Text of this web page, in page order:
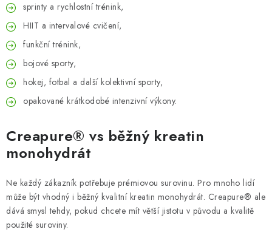
sprinty a rychlostní trénink,
HIIT a intervalové cvičení,
funkční trénink,
bojové sporty,
hokej, fotbal a další kolektivní sporty,
opakované krátkodobé intenzivní výkony.
Creapure® vs běžný kreatin
monohydrát
Ne každý zákazník potřebuje prémiovou surovinu. Pro mnoho lidí
může být vhodný i běžný kvalitní kreatin monohydrát. Creapure® ale
dává smysl tehdy, pokud chcete mít větší jistotu v původu a kvalitě
použité suroviny.